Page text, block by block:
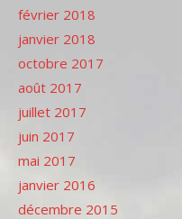
février 2018
janvier 2018
octobre 2017
août 2017
juillet 2017
juin 2017
mai 2017
janvier 2016
décembre 2015